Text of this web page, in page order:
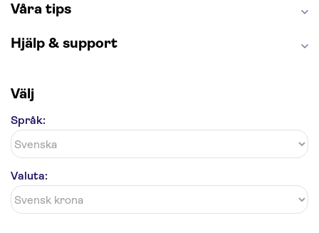
Våra tips
Hjälp & support
Välj
Språk:
Valuta: